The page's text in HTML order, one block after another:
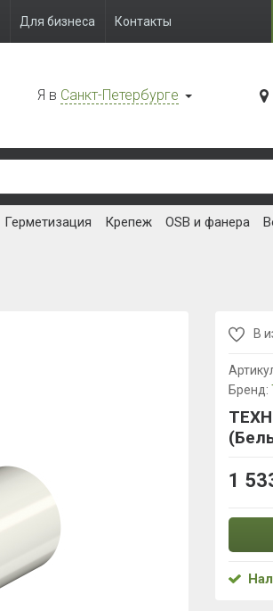
Для бизнеса Контакты
Я в Санкт-Петербурге
Герметизация Крепеж OSB и фанера
В
Бренд:
1